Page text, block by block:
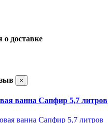
доставке
×
ванна Сапфир 5,7 литров